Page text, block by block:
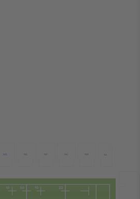
ND NE NF NG NH NI